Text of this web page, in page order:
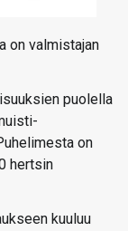
on valmistajan
puolella
on
hertsin
kuuluu